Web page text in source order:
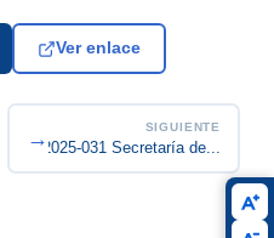
Ver enlace
SIGUIENTE
A-2025-031 Secretaría de...
→